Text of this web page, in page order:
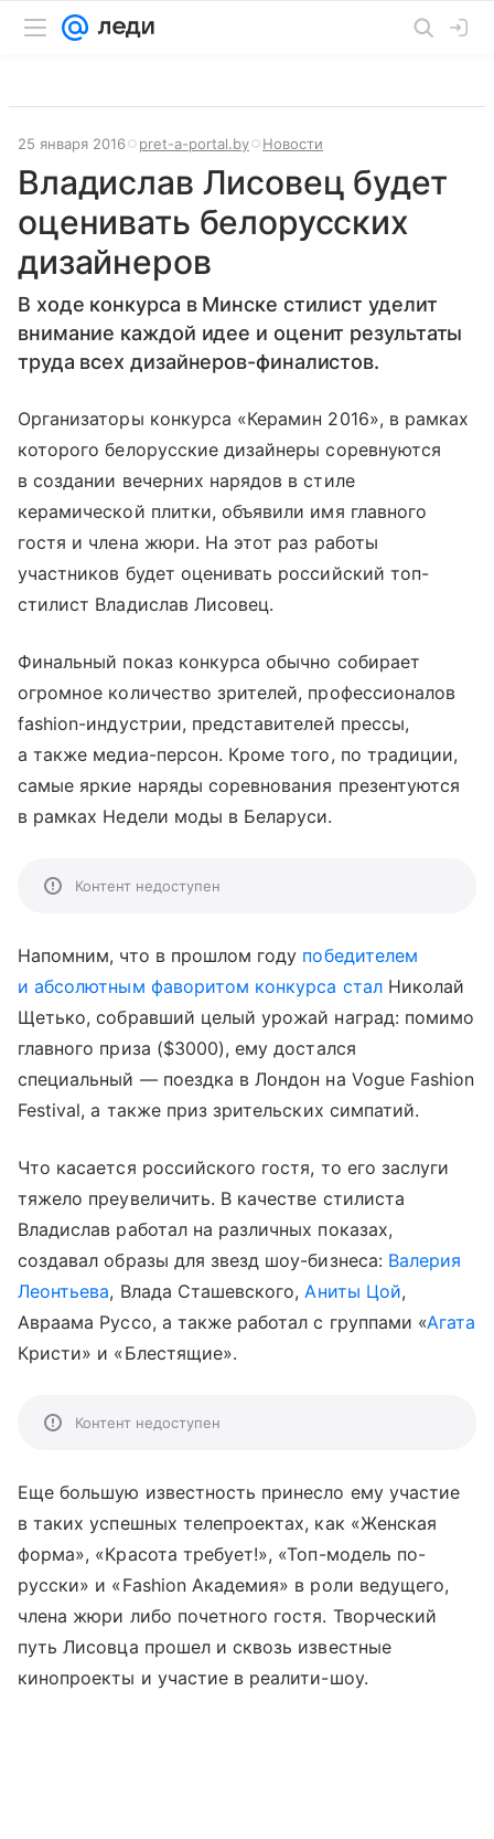
25 января 2016 pret-a-portal.by Новости
Владислав Лисовец будет
оценивать белорусских
дизайнеров
В ходе конкурса в Минске стилист уделит
внимание каждой идее и оценит результаты
труда всех дизайнеров-финалистов.
Организаторы конкурса «Керамин 2016», в рамках
которого белорусские дизайнеры соревнуются
в создании вечерних нарядов в стиле
керамической плитки, объявили имя главного
гостя и члена жюри. На этот раз работы
участников будет оценивать российский топ-
стилист Владислав Лисовец.
Финальный показ конкурса обычно собирает
огромное количество зрителей, профессионалов
fashion-индустрии, представителей прессы,
а также медиа-персон. Кроме того, по традиции,
самые яркие наряды соревнования презентуются
в рамках Недели моды в Беларуси.
Контент недоступен
Напомним, что в прошлом году победителем
и абсолютным фаворитом конкурса сталНиколай
Щетько, собравший целый урожай наград: помимо
главного приза ($3000), ему достался
специальный — поездка в Лондон на Vogue Fashion
Festival, а также приз зрительских симпатий.
Что касается российского гостя, то его заслуги
тяжело преувеличить. В качестве стилиста
Владислав работал на различных показах,
создавал образы для звезд шоу-бизнеса: Валерия
Леонтьева, Влада Сташевского,Аниты Цой,
Авраама Руссо, а также работал с группами «Агата
Кристи» и «Блестящие».
Контент недоступен
Еще большую известность принесло ему участие
в таких успешных телепроектах, как «Женская
форма», «Красота требует!», «Топ-модель по-
русски» и «Fashion Академия» в роли ведущего,
члена жюри либо почетного гостя. Творческий
путь Лисовца прошел и сквозь известные
кинопроекты и участие в реалити-шоу.